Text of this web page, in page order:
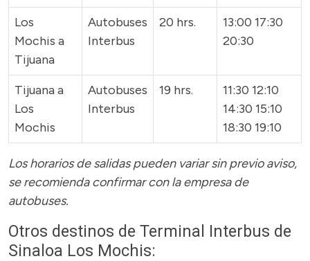
Los
Mochis a
Tijuana
Autobuses
Interbus
20 hrs.
13:00 17:30
20:30
Tijuana a
Los
Mochis
Autobuses
Interbus
19 hrs.
11:30 12:10
14:30 15:10
18:30 19:10
Los horarios de salidas pueden variar sin previo aviso,
se recomienda confirmar con la empresa de
autobuses.
Otros destinos de Terminal Interbus de
Sinaloa Los Mochis: